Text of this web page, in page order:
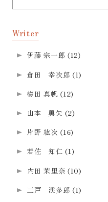
Writer
伊藤 宗一郎 (12)
倉田 幸次郎 (1)
梅田 真帆 (12)
山本 勇矢 (2)
片野 紘次 (16)
若佐 知仁 (1)
内田 茉里奈 (10)
三戸 渓多郎 (1)